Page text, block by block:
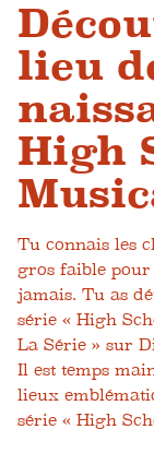
lieu
High
Tu connais les
gros faible
jamais. Tu as
série « High
La Série » sur
Il est temps
lieux
série « High